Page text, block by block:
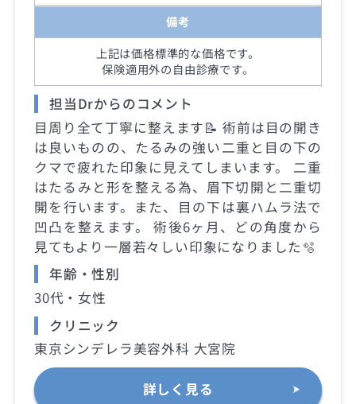
備考
上記は価格標準的な価格です。
保険適用外の自由診療です。
担当Drからのコメント
目周り全て丁寧に整えます📝 術前は目の開き
は良いものの、たるみの強い二重と目の下の
クマで疲れた印象に見えてしまいます。 二重
はたるみと形を整える為、眉下切開と二重切
開を行います。また、目の下は裏ハムラ法で
凹凸を整えます。 術後6ヶ月、どの角度から
見てもより一層若々しい印象になりました🫧
年齢・性別
30代・女性
クリニック
東京シンデレラ美容外科 大宮院
詳しく見る